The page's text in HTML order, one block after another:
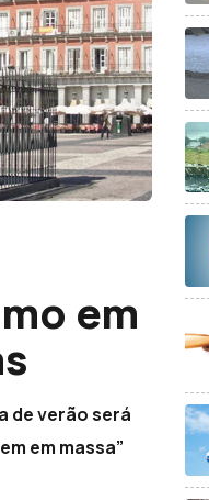
em
de verão será
em massa”